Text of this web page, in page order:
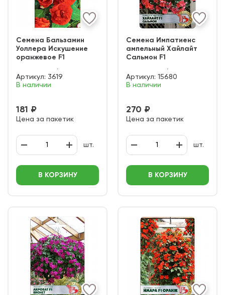
Семена Бальзамин
Уоллера Искушение
оранжевое F1
Артикул: 3619
В наличии
181 ₽
Цена за пакетик
шт.
В КОРЗИНУ
Семена Импатиенс
ампельный Хайлайт
Сальмон F1
Артикул: 15680
В наличии
270 ₽
Цена за пакетик
шт.
В КОРЗИНУ